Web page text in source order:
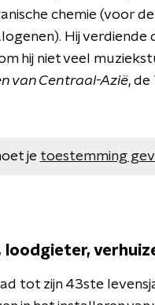
chemie (voor
Hij
hij niet veel
van Centraal-Azië, de
je toestemming
loodgieter,
tot zijn 43ste